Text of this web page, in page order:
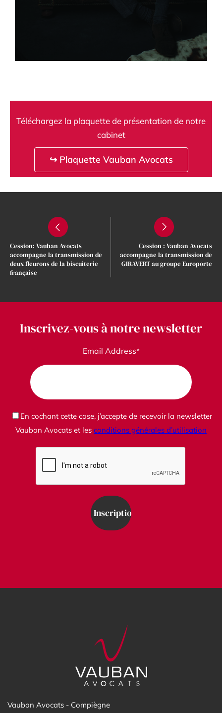
Téléchargez la plaquette de présentation de notre
cabinet
↪ Plaquette Vauban Avocats
Cession: Vauban Avocats
accompagne la transmission de
deux fleurons de la biscuiterie
française
Cession : Vauban Avocats
accompagne la transmission de
GIRAVERT au groupe Europorte
Inscrivez-vous à notre newsletter
Email Address*
En cochant cette case, j’accepte de recevoir la newsletter
Vauban Avocats et les conditions générales d’utilisation
Vauban Avocats - Compiègne